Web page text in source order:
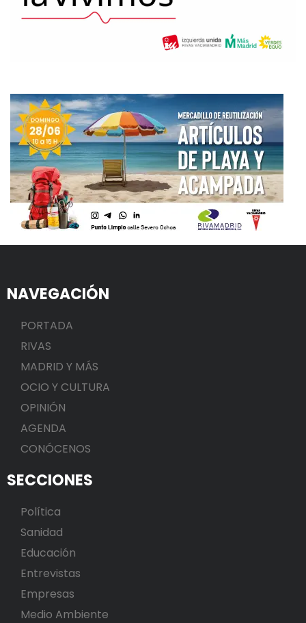
NAVEGACIÓN
PORTADA
RIVAS
MADRID Y MÁS
OCIO Y CULTURA
OPINIÓN
AGENDA
CONÓCENOS
SECCIONES
Política
Sanidad
Educación
Entrevistas
Empresas
Medio Ambiente